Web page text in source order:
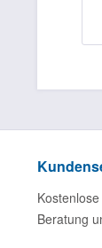
Beratung